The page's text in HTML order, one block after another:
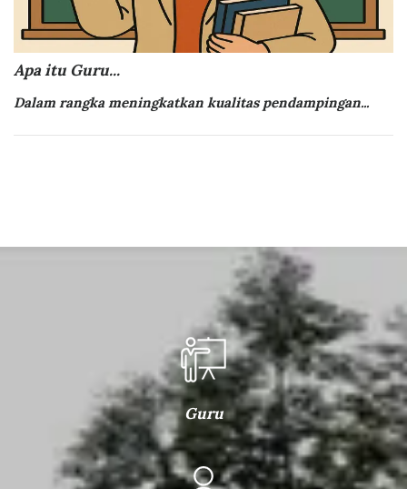
Apa itu Guru...
Dalam rangka meningkatkan kualitas pendampingan...
Guru